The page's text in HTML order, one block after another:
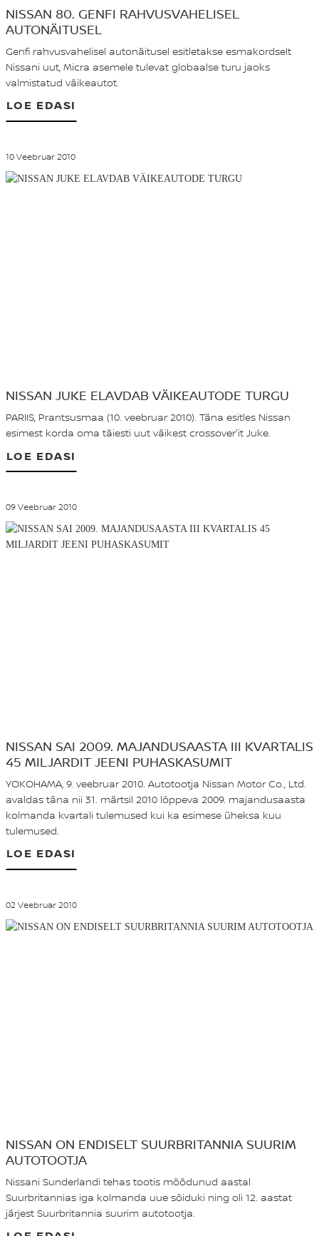
NISSAN 80. GENFI RAHVUSVAHELISEL
AUTONÄITUSEL
Genfi rahvusvahelisel autonäitusel esitletakse esmakordselt
Nissani uut, Micra asemele tulevat globaalse turu jaoks
valmistatud väikeautot.
LOE EDASI
10 Veebruar 2010
NISSAN JUKE ELAVDAB VÄIKEAUTODE TURGU
PARIIS, Prantsusmaa (10. veebruar 2010). Täna esitles Nissan
esimest korda oma täiesti uut väikest crossover'it Juke.
LOE EDASI
09 Veebruar 2010
NISSAN SAI 2009. MAJANDUSAASTA III KVARTALIS
45 MILJARDIT JEENI PUHASKASUMIT
YOKOHAMA, 9. veebruar 2010. Autotootja Nissan Motor Co., Ltd.
avaldas täna nii 31. märtsil 2010 lõppeva 2009. majandusaasta
kolmanda kvartali tulemused kui ka esimese üheksa kuu
tulemused.
LOE EDASI
02 Veebruar 2010
NISSAN ON ENDISELT SUURBRITANNIA SUURIM
AUTOTOOTJA
Nissani Sunderlandi tehas tootis möödunud aastal
Suurbritannias iga kolmanda uue sõiduki ning oli 12. aastat
järjest Suurbritannia suurim autotootja.